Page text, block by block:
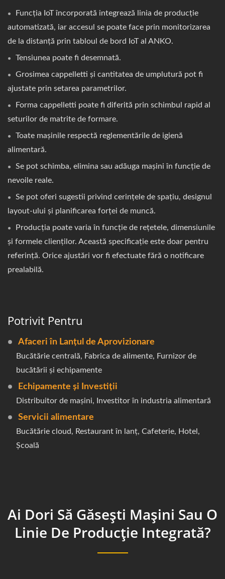
Funcția IoT încorporată integrează linia de producție
automatizată, iar accesul se poate face prin monitorizarea
de la distanță prin tabloul de bord IoT al ANKO.
Tensiunea poate fi desemnată.
Grosimea cappelletti și cantitatea de umplutură pot fi
ajustate prin setarea parametrilor.
Forma cappelletti poate fi diferită prin schimbul rapid al
seturilor de matrite de formare.
Toate mașinile respectă reglementările de igienă
alimentară.
Se pot schimba, elimina sau adăuga mașini în funcție de
nevoile reale.
Se pot oferi sugestii privind cerințele de spațiu, designul
layout-ului și planificarea forței de muncă.
Producția poate varia în funcție de rețetele, dimensiunile
și formele clienților. Această specificație este doar pentru
referință. Orice ajustări vor fi efectuate fără o notificare
prealabilă.
Potrivit Pentru
Afaceri în Lanțul de Aprovizionare
Bucătărie centrală, Fabrica de alimente, Furnizor de
bucătării și echipamente
Echipamente și Investiții
Distribuitor de mașini, Investitor în industria alimentară
Servicii alimentare
Bucătărie cloud, Restaurant în lanț, Cafeterie, Hotel,
Școală
Ai Dori Să Găsești Mașini Sau O
Linie De Producție Integrată?